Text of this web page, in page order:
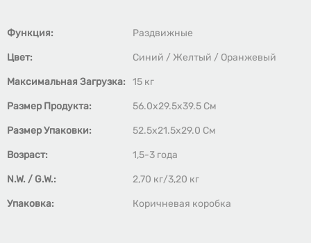
Функция: Раздвижные
Цвет: Синий / Желтый / Оранжевый
Максимальная Загрузка: 15 кг
Размер Продукта: 56.0x29.5x39.5 См
Размер Упаковки: 52.5x21.5x29.0 См
Возраст: 1,5-3 года
N.W. / G.W.: 2,70 кг/3,20 кг
Упаковка: Коричневая коробка